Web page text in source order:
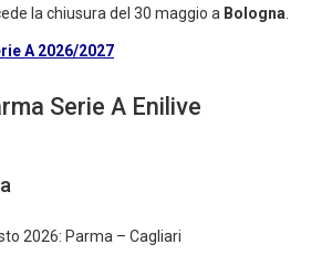
la chiusura del 30 maggio a Bologna.
A 2026/2027
Serie A Enilive
2026: Parma – Cagliari